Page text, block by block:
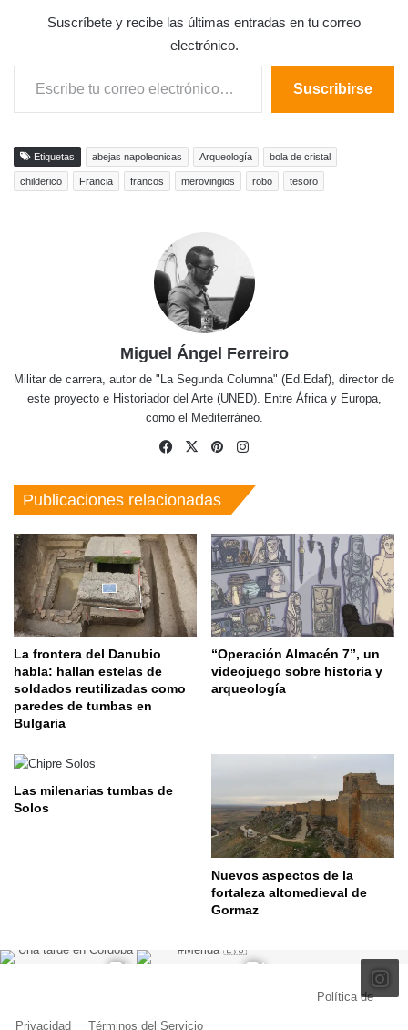
Suscríbete y recibe las últimas entradas en tu correo
electrónico.
Escribe tu correo electrónico…
Suscribirse
Etiquetas abejas napoleonicas Arqueología bola de cristal
childerico Francia francos merovingios robo tesoro
Miguel Ángel Ferreiro
Militar de carrera, autor de "La Segunda Columna" (Ed.Edaf), director de
este proyecto e Historiador del Arte (UNED). Entre África y Europa,
como el Mediterráneo.
Facebook
X Pinterest
Publicaciones relacionadas
La frontera del Danubio
habla: hallan estelas de
soldados reutilizadas como
paredes de tumbas en
Bulgaria
“Operación Almacén 7”, un
videojuego sobre historia y
arqueología
Las milenarias tumbas de
Solos
Nuevos aspectos de la
fortaleza altomedieval de
Gormaz
Política de
Privacidad Términos del Servicio